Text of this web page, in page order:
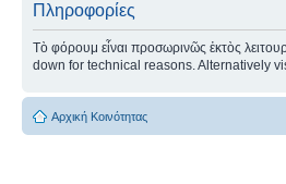
Πληροφορίες
Τὸ φόρουμ εἶναι προσωρινῶς ἐκτὸς
down for technical reasons. Alternatively
Αρχική Κοινότητας